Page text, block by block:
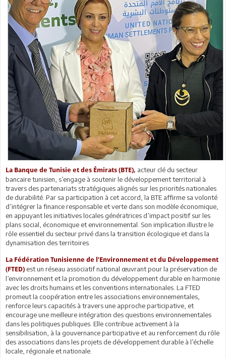
La Banque de Tunisie et des Émirats (BTE), acteur clé du secteur
bancaire tunisien, s’engage à soutenir le développement territorial à
travers des partenariats stratégiques alignés sur les priorités nationales
de durabilité. Par sa participation à cet accord, la BTE affirme sa volonté
d’intégrer la finance responsable et verte dans son modèle économique,
en appuyant les initiatives locales génératrices d’impact positif sur les
plans social, économique et environnemental. Son implication illustre le
rôle essentiel du secteur privé dans la transition écologique et dans la
dynamisation des territoires.
La Fédération Tunisienne de l’Environnement et du Développement
(FTED) est un réseau associatif national œuvrant pour la préservation de
l’environnement et la promotion du développement durable en harmonie
avec les droits humains et les conventions internationales. La FTED
promeut la coopération entre les associations environnementales,
renforce leurs capacités à travers une approche participative, et
encourage une meilleure intégration des questions environnementales
dans les politiques publiques. Elle contribue activement à la
sensibilisation, à la gouvernance participative et au renforcement du rôle
des associations dans les projets de développement durable à l’échelle
locale, régionale et nationale.